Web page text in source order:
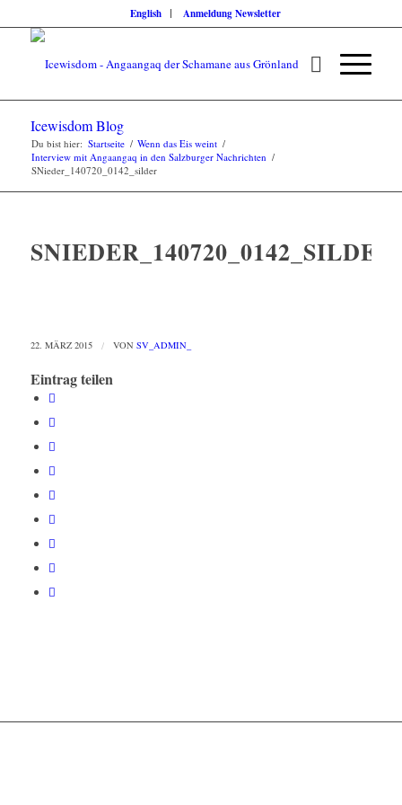
English Anmeldung Newsletter
Icewisdom Blog
Du bist hier: Startseite / Wenn das Eis weint /
Interview mit Angaangaq in den Salzburger Nachrichten /
SNieder_140720_0142_silder
SNIEDER_140720_0142_SILDER
22. MÄRZ 2015 / VON SV_ADMIN_
Eintrag teilen